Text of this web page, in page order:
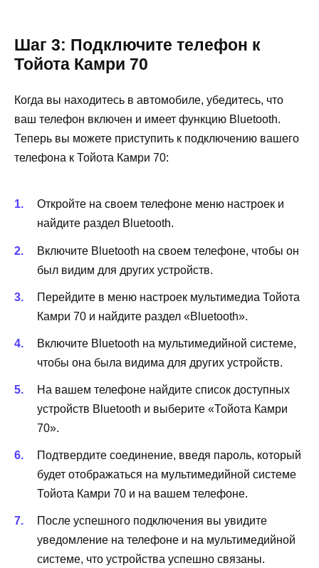
Шаг 3: Подключите телефон к
Тойота Камри 70
Когда вы находитесь в автомобиле, убедитесь, что
ваш телефон включен и имеет функцию Bluetooth.
Теперь вы можете приступить к подключению вашего
телефона к Тойота Камри 70:
Откройте на своем телефоне меню настроек и
найдите раздел Bluetooth.
Включите Bluetooth на своем телефоне, чтобы он
был видим для других устройств.
Перейдите в меню настроек мультимедиа Тойота
Камри 70 и найдите раздел «Bluetooth».
Включите Bluetooth на мультимедийной системе,
чтобы она была видима для других устройств.
На вашем телефоне найдите список доступных
устройств Bluetooth и выберите «Тойота Камри
70».
Подтвердите соединение, введя пароль, который
будет отображаться на мультимедийной системе
Тойота Камри 70 и на вашем телефоне.
После успешного подключения вы увидите
уведомление на телефоне и на мультимедийной
системе, что устройства успешно связаны.